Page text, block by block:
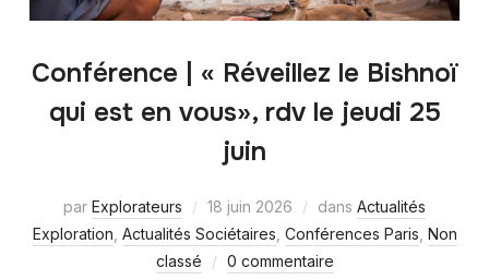
Conférence | « Réveillez le Bishnoï
qui est en vous», rdv le jeudi 25
juin
par Explorateurs 18 juin 2026 dans Actualités
Exploration Actualités Sociétaires Conférences Paris Non
classé
0 commentaire